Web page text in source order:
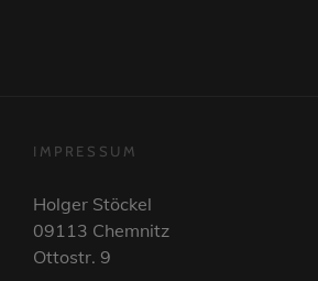
IMPRESSUM
Holger Stöckel
09113 Chemnitz
Ottostr. 9